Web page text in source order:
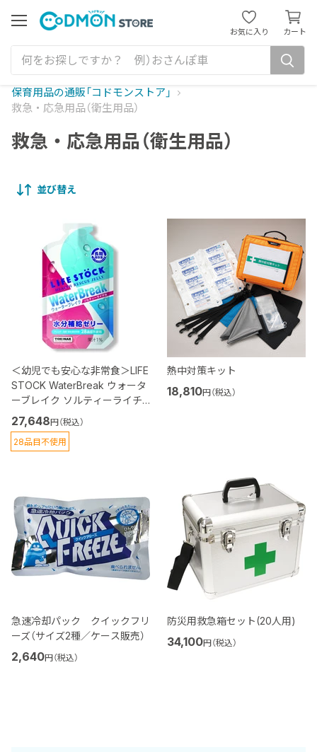
ュ
ー
お気に入り カート
カ
ー
ト
見
保育用品の通販「コドモンストア」
救急・応急用品（衛生用品）
救急・応急用品（衛生用品）
並び替え
＜幼児でも安心な非常食＞LIFE
STOCK WaterBreak ウォータ
ーブレイク ソルティーライチ
味 80個入り ※
27,648円（税込）
28品目不使用
熱中対策キット
18,810円（税込）
急速冷却パック クイックフリ
ーズ（サイズ2種／ケース販売）
2,640円（税込）
防災用救急箱セット(20人用)
34,100円（税込）